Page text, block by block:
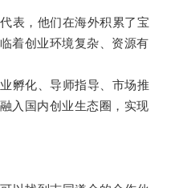
，他们在海外积累了宝
着创业环境复杂、资源有
化、导师指导、市场推
入国内创业生态圈，实现